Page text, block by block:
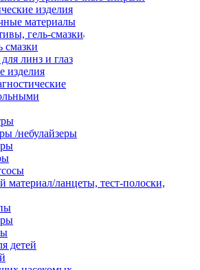
изделия
материалы
гель-смазки
смазки
линз и глаз
изделия
/небулайзеры
материал/ланцеты, тест-полоски,
детей